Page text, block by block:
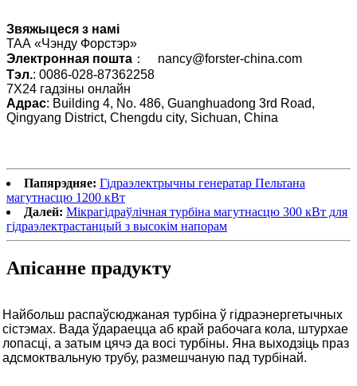
Звяжыцеся з намі
ТАА «Чэнду Форстэр»
Электронная пошта ： nancy@forster-china.com
Тэл.: 0086-028-87362258
7X24 гадзіны онлайн
Адрас: Building 4, No. 486, Guanghuadong 3rd Road,
Qingyang District, Chengdu city, Sichuan, China
Папярэдняе: Гідраэлектрычны генератар Пельтана
магутнасцю 1200 кВт
Далей: Мікрагідраўлічная турбіна магутнасцю 300 кВт для
гідраэлектрастанцый з высокім напорам
Апісанне прадукту
Найбольш распаўсюджаная турбіна ў гідраэнергетычных
сістэмах. Вада ўдараецца аб край рабочага кола, штурхае
лопасці, а затым цячэ да восі турбіны. Яна выходзіць праз
адсмоктвальную трубу, размешчаную пад турбінай.